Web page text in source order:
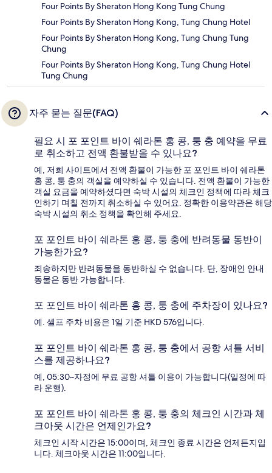
Four Points By Sheraton Hong Kong Tung Chung
Four Points By Sheraton Hong Kong, Tung Chung Hotel
Four Points By Sheraton Hong Kong, Tung Chung Tung
Chung
Four Points By Sheraton Hong Kong, Tung Chung Hotel
Tung Chung
자주 묻는 질문(FAQ)
필요 시 포 포인트 바이 쉐라톤 홍 콩, 퉁 충 예약을 무료
로 취소하고 전액 환불받을 수 있나요?
예, 저희 사이트에서 전액 환불이 가능한 포 포인트 바이 쉐라톤
홍 콩, 퉁 충의 객실을 예약하실 수 있습니다. 전액 환불이 가능한
객실 요금을 예약하셨다면 숙박 시설의 체크인 정책에 따라 체크
인하기 며칠 전까지 취소하실 수 있어요. 정확한 이용약관은 해당
숙박 시설의 취소 정책을 확인해 주세요.
포 포인트 바이 쉐라톤 홍 콩, 퉁 충에 반려동물 동반이
가능한가요?
죄송하지만 반려동물을 동반하실 수 없습니다. 단, 장애인 안내
동물은 동반 가능합니다.
포 포인트 바이 쉐라톤 홍 콩, 퉁 충에 주차장이 있나요?
예. 셀프 주차 비용은 1일 기준 HKD 576입니다.
포 포인트 바이 쉐라톤 홍 콩, 퉁 충에서 공항 셔틀 서비
스를 제공하나요?
예, 05:30~자정에 무료 공항 셔틀 이용이 가능합니다(일정에 따
라 운행).
포 포인트 바이 쉐라톤 홍 콩, 퉁 충의 체크인 시간과 체
크아웃 시간은 언제인가요?
체크인 시작 시간은 15:00이며, 체크인 종료 시간은 언제든지입
니다. 체크아웃 시간은 11:00입니다.